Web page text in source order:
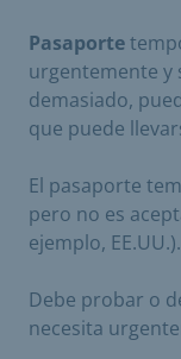
Pasaporte
urgentemente y
demasiado,
que puede
El pasaporte
pero no es
ejemplo, EE.UU.).
Debe probar o
necesita